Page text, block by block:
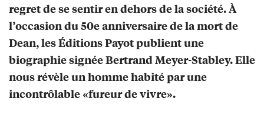
regret de se sentir en dehors de la société. À
l’occasion du 50e anniversaire de la mort de
Dean, les Éditions Payot publient une
biographie signée Bertrand Meyer-Stabley. Elle
nous révèle un homme habité par une
incontrôlable «fureur de vivre».